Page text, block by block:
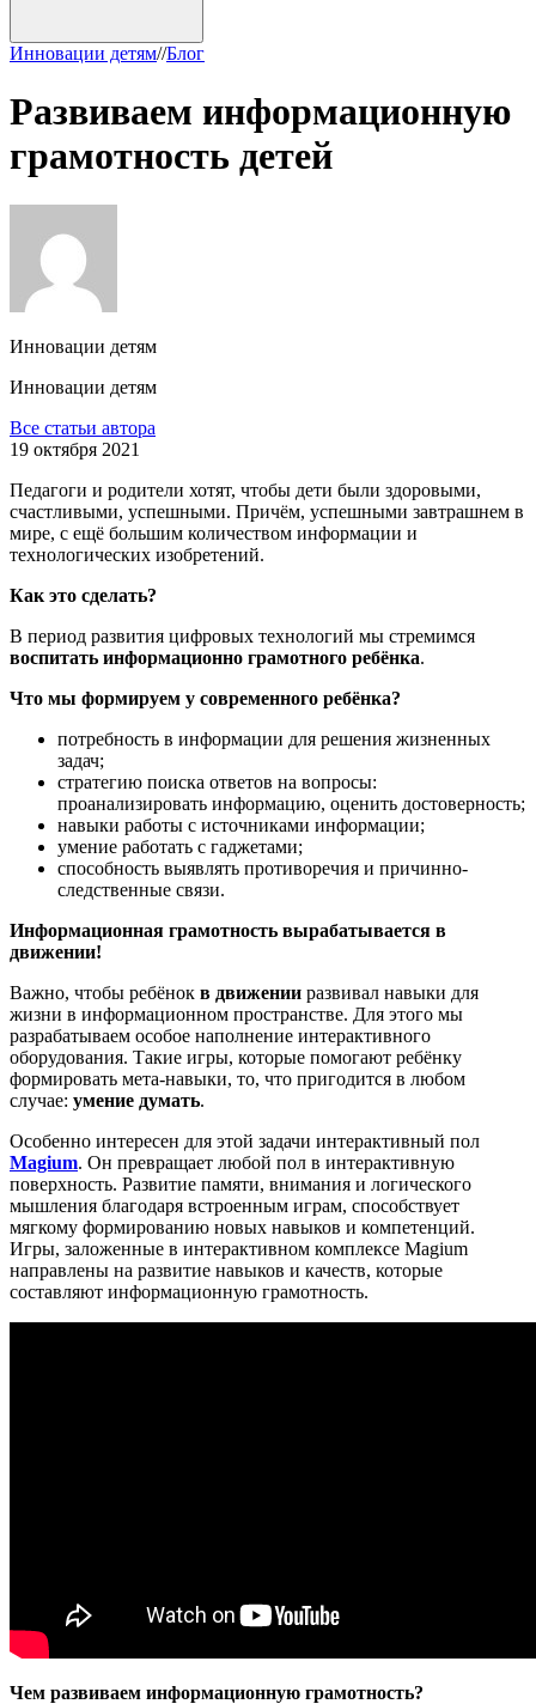
Инновации детям//Блог
Развиваем информационную
грамотность детей
Инновации детям
Инновации детям
Все статьи автора
19 октября 2021
Педагоги и родители хотят, чтобы дети были здоровыми,
счастливыми, успешными. Причём, успешными завтрашнем в
мире, с ещё большим количеством информации и
технологических изобретений.
Как это сделать?
В период развития цифровых технологий мы стремимся
воспитать информационно грамотного ребёнка.
Что мы формируем у современного ребёнка?
потребность в информации для решения жизненных
задач;
стратегию поиска ответов на вопросы:
проанализировать информацию, оценить достоверность;
навыки работы с источниками информации;
умение работать с гаджетами;
способность выявлять противоречия и причинно-
следственные связи.
Информационная грамотность вырабатывается в
движении!
Важно, чтобы ребёнок в движении развивал навыки для
жизни в информационном пространстве. Для этого мы
разрабатываем особое наполнение интерактивного
оборудования. Такие игры, которые помогают ребёнку
формировать мета-навыки, то, что пригодится в любом
случае: умение думать.
Особенно интересен для этой задачи интерактивный пол
Magium. Он превращает любой пол в интерактивную
поверхность. Развитие памяти, внимания и логического
мышления благодаря встроенным играм, способствует
мягкому формированию новых навыков и компетенций.
Игры, заложенные в интерактивном комплексе Magium
направлены на развитие навыков и качеств, которые
составляют информационную грамотность.
Чем развиваем информационную грамотность?